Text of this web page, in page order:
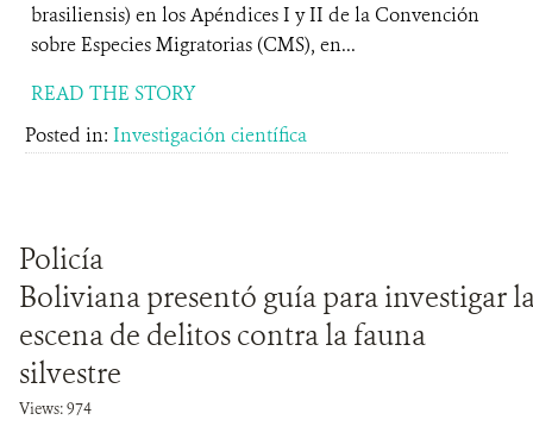
brasiliensis) en los Apéndices I y II de la Convención
sobre Especies Migratorias (CMS), en...
READ THE STORY
Posted in: Investigación científica
Policía
Boliviana presentó guía para investigar
escena de delitos contra la fauna
silvestre
Views: 974